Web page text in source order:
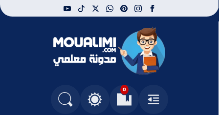
facebook
instagram
pinterest
whatsapp
x
tiktok
youtube
مدونة معلمي
القائمة
0
العلامات المرجعيةالتغيير بين الوضع النهاري والداكن
البحث في المدونة